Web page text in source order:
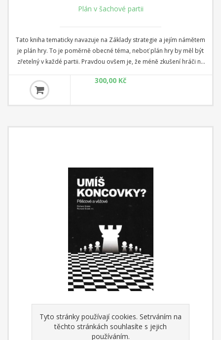
Plán v šachové partii
Tato kniha tematicky navazuje na Základy strategie a jejím námětem
je plán hry. To je poměrně obecné téma, neboť plán hry by měl být
zřetelný v každé partii. Pravdou ovšem je, že méně zkušení hráči na
a my jsme již ve Strategii popsali, jaké atributy pozice pomáhají
stanovit plán hry - je to především postavení krále a figur a
samozřejmě také pěšcová struktura.
300,00 Kč
Umíš koncovky?
Tyto stránky používají cookies. Setrváním na
těchto stránkách souhlasíte s jejich
používáním.